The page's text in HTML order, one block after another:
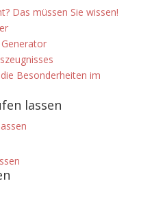
Das müssen Sie wissen!
Besonderheiten im
lassen